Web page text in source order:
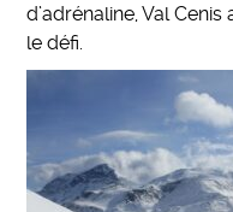
d’adrénaline, Val
le défi.